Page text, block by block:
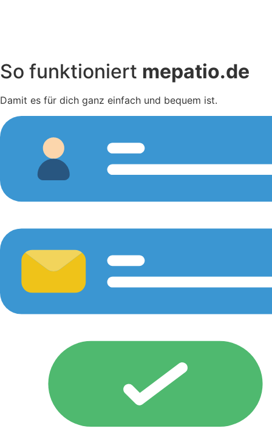
So funktioniert mepatio.de
Damit es für dich ganz einfach und bequem ist.